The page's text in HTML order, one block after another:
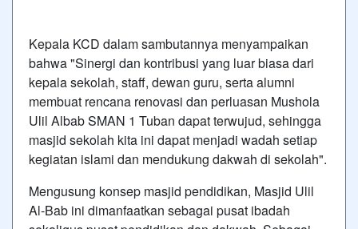
Kepala KCD dalam sambutannya menyampaikan
bahwa "Sinergi dan kontribusi yang luar biasa dari
kepala sekolah, staff, dewan guru, serta alumni
membuat rencana renovasi dan perluasan Mushola
Ulil Albab SMAN 1 Tuban dapat terwujud, sehingga
masjid sekolah kita ini dapat menjadi wadah setiap
kegiatan islami dan mendukung dakwah di sekolah".
Mengusung konsep masjid pendidikan, Masjid Ulil
Al-Bab ini dimanfaatkan sebagai pusat ibadah